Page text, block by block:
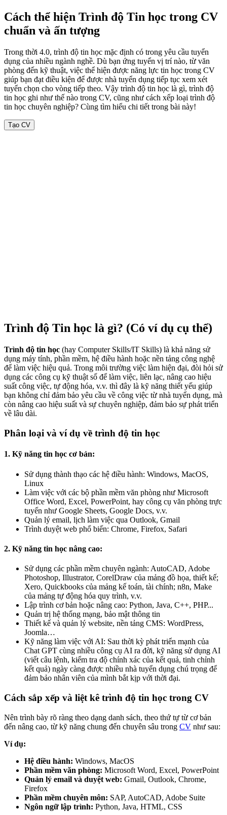
Cách thể hiện Trình độ Tin học trong CV
chuẩn và ấn tượng
Trong thời 4.0, trình độ tin học mặc định có trong yêu cầu tuyển
dụng của nhiều ngành nghề. Dù bạn ứng tuyển vị trí nào, từ văn
phòng đến kỹ thuật, việc thể hiện được năng lực tin học trong CV
giúp bạn đạt điều kiện để được nhà tuyển dụng tiếp tục xem xét
tuyển chọn cho vòng tiếp theo. Vậy trình độ tin học là gì, trình độ
tin học ghi như thế nào trong CV, cũng như cách xếp loại trình độ
tin học chuyên nghiệp? Cùng tìm hiểu chi tiết trong bài này!
Tạo CV
Trình độ Tin học là gì? (Có ví dụ cụ thể)
Trình độ tin học (hay Computer Skills/IT Skills) là khả năng sử
dụng máy tính, phần mềm, hệ điều hành hoặc nền tảng công nghệ
để làm việc hiệu quả. Trong môi trường việc làm hiện đại, đòi hỏi sử
dụng các công cụ kỹ thuật số để làm việc, liên lạc, nâng cao hiệu
suất công việc, tự động hóa, v.v. thì đây là kỹ năng thiết yếu giúp
bạn không chỉ đảm bảo yêu cầu về công việc từ nhà tuyển dụng, mà
còn nâng cao hiệu suất và sự chuyên nghiệp, đảm bảo sự phát triển
về lâu dài.
Phân loại và ví dụ về trình độ tin học
1. Kỹ năng tin học cơ bản:
Sử dụng thành thạo các hệ điều hành: Windows, MacOS,
Linux
Làm việc với các bộ phần mềm văn phòng như Microsoft
Office Word, Excel, PowerPoint, hay công cụ văn phòng trực
tuyến như Google Sheets, Google Docs, v.v.
Quản lý email, lịch làm việc qua Outlook, Gmail
Trình duyệt web phổ biến: Chrome, Firefox, Safari
2. Kỹ năng tin học nâng cao:
Sử dụng các phần mềm chuyên ngành: AutoCAD, Adobe
Photoshop, Illustrator, CorelDraw của mảng đồ họa, thiết kế;
Xero, Quickbooks của mảng kế toán, tài chính; n8n, Make
của mảng tự động hóa quy trình, v.v.
Lập trình cơ bản hoặc nâng cao: Python, Java, C++, PHP...
Quản trị hệ thống mạng, bảo mật thông tin
Thiết kế và quản lý website, nền tảng CMS: WordPress,
Joomla…
Kỹ năng làm việc với AI: Sau thời kỳ phát triển mạnh của
Chat GPT cùng nhiều công cụ AI ra đời, kỹ năng sử dụng AI
(viết câu lệnh, kiểm tra độ chính xác của kết quả, tinh chỉnh
kết quả) ngày càng được nhiều nhà tuyển dụng chú trọng để
đảm bảo nhân viên của mình bắt kịp với thời đại.
Cách sắp xếp và liệt kê trình độ tin học trong CV
Nên trình bày rõ ràng theo dạng danh sách, theo thứ tự từ cơ bản
đến nâng cao, từ kỹ năng chung đến chuyên sâu trong CV như sau:
Ví dụ:
Hệ điều hành: Windows, MacOS
Phần mềm văn phòng: Microsoft Word, Excel, PowerPoint
Quản lý email và duyệt web: Gmail, Outlook, Chrome,
Firefox
Phần mềm chuyên môn: SAP, AutoCAD, Adobe Suite
Ngôn ngữ lập trình: Python, Java, HTML, CSS